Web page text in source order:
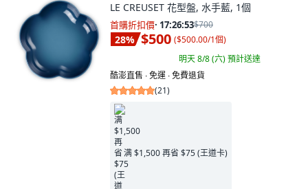
LE CREUSET 花型盤, 水手藍, 1個
首購折扣價· 17:26:52$700
28% $500 ($500.00/1個)
明天 8/8 (六)預計送達
酷澎直售 ∙ 免運 ∙ 免費退貨
(21)
满 $1,500 再省 $75 (王道卡)